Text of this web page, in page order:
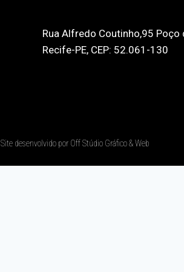
Rua Alfredo Coutinho,95 Poço
Recife-PE, CEP: 52.061-130
Site desenvolvido por Off Stúdio Gráfico & Web